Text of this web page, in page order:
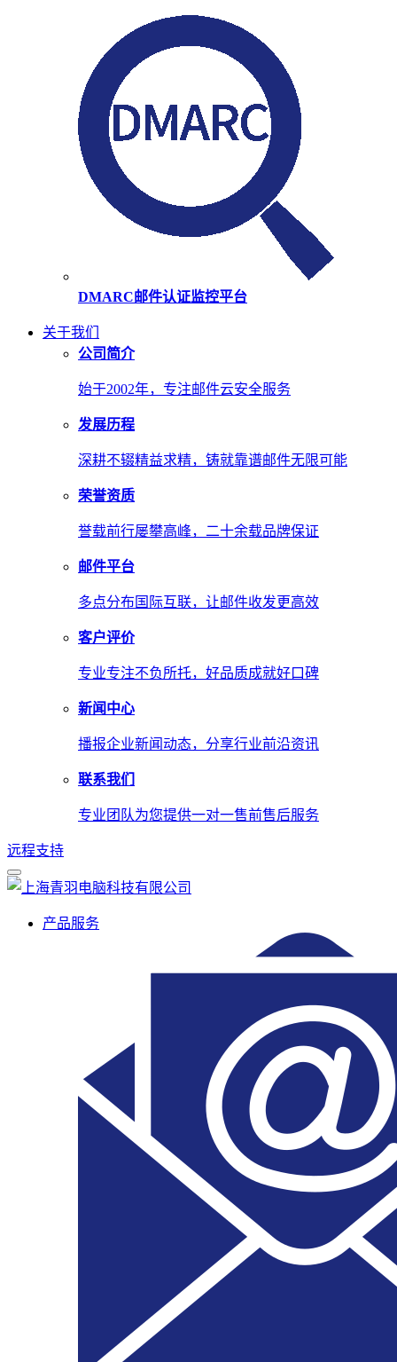
DMARC邮件认证监控平台
关于我们
公司简介
始于2002年，专注邮件云安全服务
发展历程
深耕不辍精益求精，铸就靠谱邮件无限可能
荣誉资质
誉载前行屡攀高峰，二十余载品牌保证
邮件平台
多点分布国际互联，让邮件收发更高效
客户评价
专业专注不负所托，好品质成就好口碑
新闻中心
播报企业新闻动态，分享行业前沿资讯
联系我们
专业团队为您提供一对一售前售后服务
远程支持
产品服务